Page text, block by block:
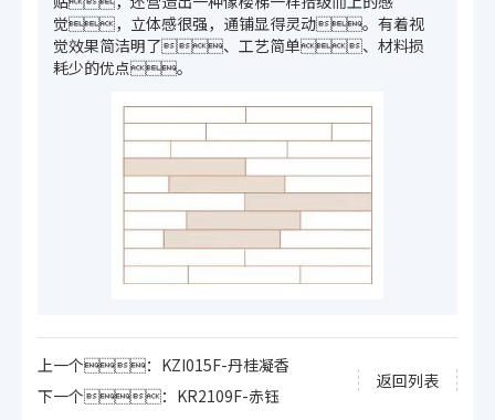
觉，立体感很强，通铺显得灵动。有着视
觉效果简洁明了、工艺简单、材料损
耗少的优点。
上一个：KZI015F-丹桂凝香
返回列表
下一个：KR2109F-赤钰